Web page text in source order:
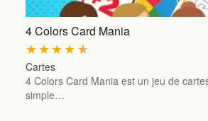
4 Colors Card Mania
★
★
★
★
★
Cartes
4 Colors Card Mania est un jeu de
simple…